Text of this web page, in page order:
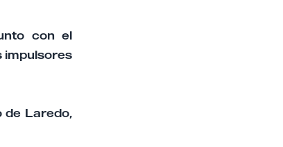
con el
impulsores
de Laredo,